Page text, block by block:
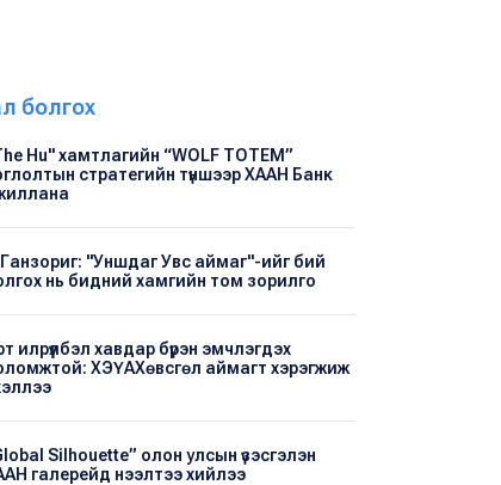
болгох
Hu" хамтлагийн “WOLF TOTEM”
стратегийн түншээр ХААН Банк
"Уншдаг Увс аймаг"-ийг бий
нь бидний хамгийн том зорилго
илрүүлбэл хавдар бүрэн эмчлэгдэх
ХЭҮА​Хөвсгөл аймагт хэрэгжиж
Silhouette” олон улсын үзэсгэлэн
галерейд нээлтээ хийлээ